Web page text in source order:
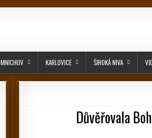
MNICHOV KARLOVICE ŠIROKÁ NIVA
Důvěřovala